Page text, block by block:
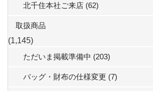
北千住本社ご来店 (62)
取扱商品
(1,145)
ただいま掲載準備中 (203)
バッグ・財布の仕様変更 (7)